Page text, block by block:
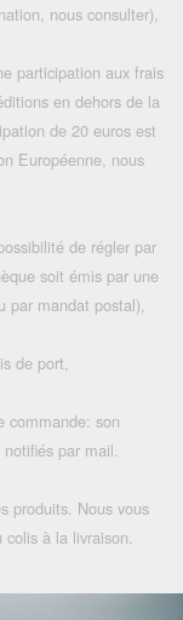
nous consulter),
participation aux frais
en dehors de la
de 20 euros est
Européenne, nous
de régler par
soit émis par une
par mandat postal),
de port,
commande: son
par mail.
produits. Nous vous
à la livraison.